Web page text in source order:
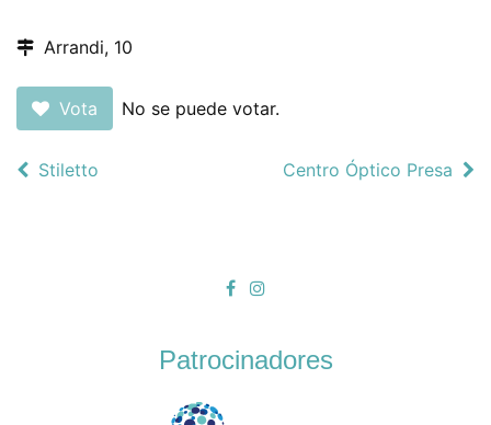
Arrandi, 10
Vota No se puede votar.
Stiletto Centro Óptico Presa
Patrocinadores